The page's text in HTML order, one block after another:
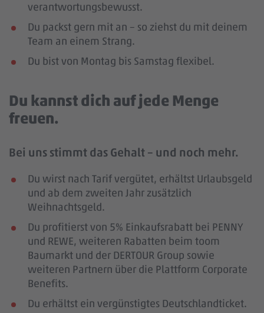
verantwortungsbewusst.
Du packst gern mit an – so ziehst du mit deinem
Team an einem Strang.
Du bist von Montag bis Samstag flexibel.
Du kannst dich auf jede Menge
freuen.
Bei uns stimmt das Gehalt – und noch mehr.
Du wirst nach Tarif vergütet, erhältst Urlaubsgeld
und ab dem zweiten Jahr zusätzlich
Weihnachtsgeld.
Du profitierst von 5% Einkaufsrabatt bei PENNY
und REWE, weiteren Rabatten beim toom
Baumarkt und der DERTOUR Group sowie
weiteren Partnern über die Plattform Corporate
Benefits.
Du erhältst ein vergünstigtes Deutschlandticket.